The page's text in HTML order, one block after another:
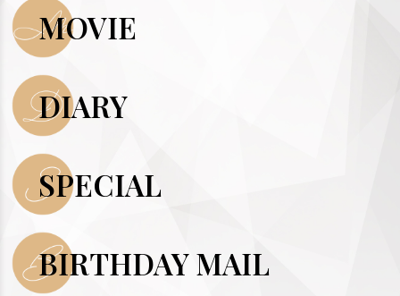
MOVIE
DIARY
SPECIAL
BIRTHDAY MAIL